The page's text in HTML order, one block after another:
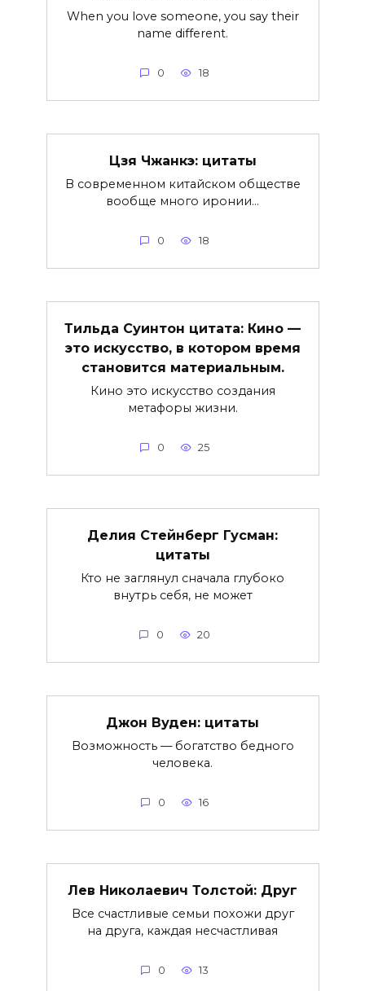
When you love someone, you say their
name different.
0 18
Цзя Чжанкэ: цитаты
В современном китайском обществе
вообще много иронии…
0 18
Тильда Суинтон цитата: Кино —
это искусство, в котором время
становится материальным.
Кино это искусство создания
метафоры жизни.
0 25
Делия Стейнберг Гусман:
цитаты
Кто не заглянул сначала глубоко
внутрь себя, не может
0 20
Джон Вуден: цитаты
Возможность — богатство бедного
человека.
0 16
Лев Николаевич Толстой: Друг
Все счастливые семьи похожи друг
на друга, каждая несчастливая
0 13